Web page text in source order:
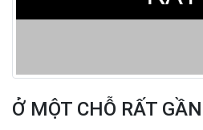
Ở MỘT CHỖ RẤT